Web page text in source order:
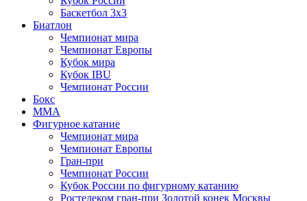
Баскетбол 3х3
Биатлон
Чемпионат мира
Чемпионат Европы
Кубок мира
Кубок IBU
Чемпионат России
Бокс
MMA
Фигурное катание
Чемпионат мира
Чемпионат Европы
Гран-при
Чемпионат России
Кубок России по фигурному катанию
Ростелеком гран-при Золотой конек Москвы